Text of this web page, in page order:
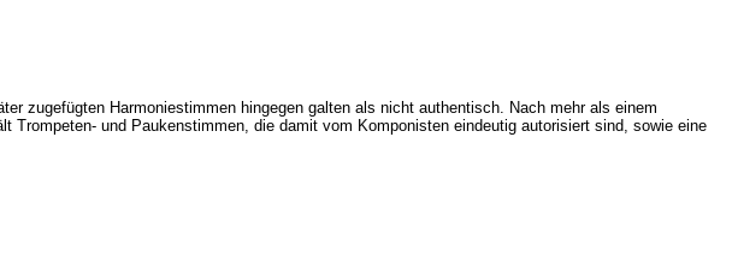
zugefügten Harmoniestimmen hingegen galten als nicht authentisch. Nach mehr als einem
und Paukenstimmen, die damit vom Komponisten eindeutig autorisiert sind, sowie eine